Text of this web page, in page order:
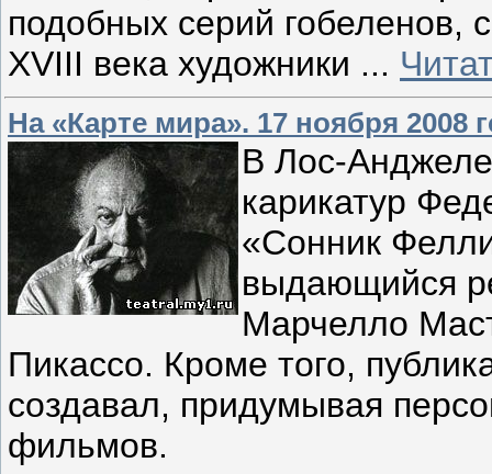
подобных серий гобеленов,
XVIII века художники ...
На «Карте мира». 17 ноября 2008
В Лос-
карикатур
«Сонник
выдающийся
Марчелло
Пикассо. Кроме того,
создавал, придумывая
фильмов.